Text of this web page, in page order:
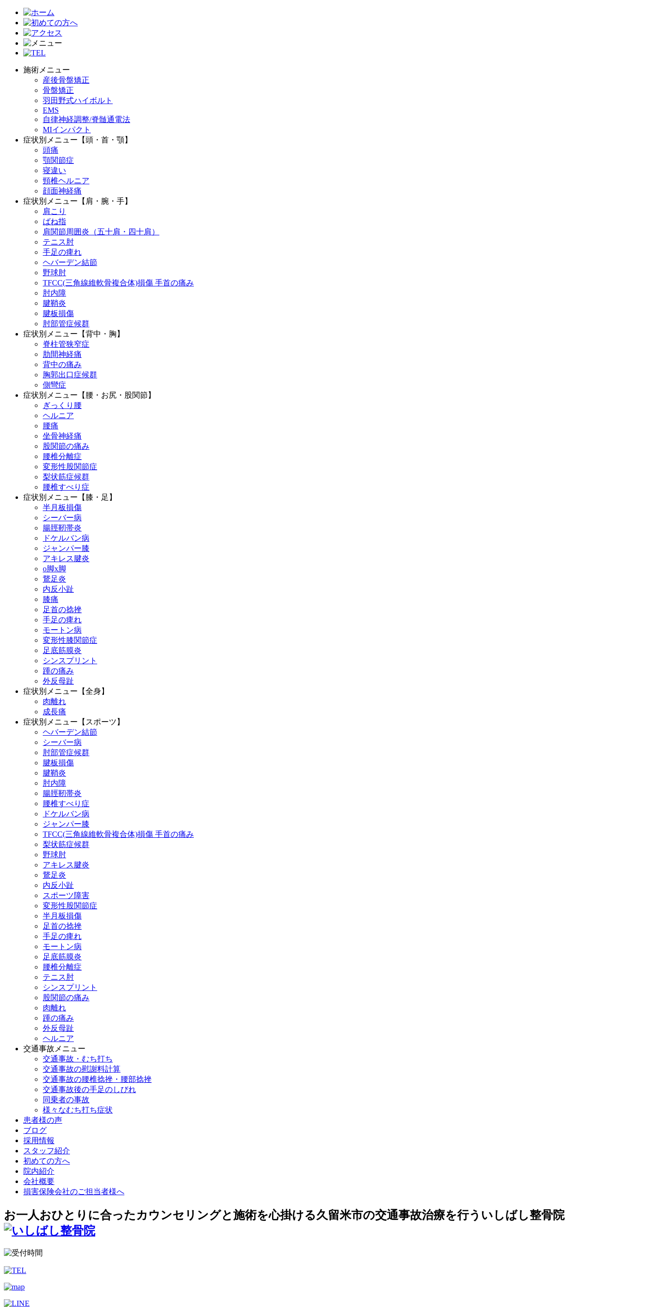
施術メニュー
産後骨盤矯正
骨盤矯正
羽田野式ハイボルト
EMS
自律神経調整/脊髄通電法
MIインパクト
症状別メニュー【頭・首・顎】
頭痛
顎関節症
寝違い
頸椎ヘルニア
顔面神経痛
症状別メニュー【肩・腕・手】
肩こり
ばね指
肩関節周囲炎（五十肩・四十肩）
テニス肘
手足の痺れ
ヘバーデン結節
野球肘
TFCC(三角線維軟骨複合体)損傷 手首の痛み
肘内障
腱鞘炎
腱板損傷
肘部管症候群
症状別メニュー【背中・胸】
脊柱管狭窄症
肋間神経痛
背中の痛み
胸郭出口症候群
側彎症
症状別メニュー【腰・お尻・股関節】
ぎっくり腰
ヘルニア
腰痛
坐骨神経痛
股関節の痛み
腰椎分離症
変形性股関節症
梨状筋症候群
腰椎すべり症
症状別メニュー【膝・足】
半月板損傷
シーバー病
腸脛靭帯炎
ドケルバン病
ジャンパー膝
アキレス腱炎
o脚x脚
鵞足炎
内反小趾
膝痛
足首の捻挫
手足の痺れ
モートン病
変形性膝関節症
足底筋膜炎
シンスプリント
踵の痛み
外反母趾
症状別メニュー【全身】
肉離れ
成長痛
症状別メニュー【スポーツ】
ヘバーデン結節
シーバー病
肘部管症候群
腱板損傷
腱鞘炎
肘内障
腸脛靭帯炎
腰椎すべり症
ドケルバン病
ジャンパー膝
TFCC(三角線維軟骨複合体)損傷 手首の痛み
梨状筋症候群
野球肘
アキレス腱炎
鵞足炎
内反小趾
スポーツ障害
変形性股関節症
半月板損傷
足首の捻挫
手足の痺れ
モートン病
足底筋膜炎
腰椎分離症
テニス肘
シンスプリント
股関節の痛み
肉離れ
踵の痛み
外反母趾
ヘルニア
交通事故メニュー
交通事故・むち打ち
交通事故の慰謝料計算
交通事故の腰椎捻挫・腰部捻挫
交通事故後の手足のしびれ
同乗者の事故
様々なむち打ち症状
患者様の声
ブログ
採用情報
スタッフ紹介
初めての方へ
院内紹介
会社概要
損害保険会社のご担当者様へ
お一人おひとりに合ったカウンセリングと施術を心掛ける久留米市の交通事故治療を行ういしばし整骨院